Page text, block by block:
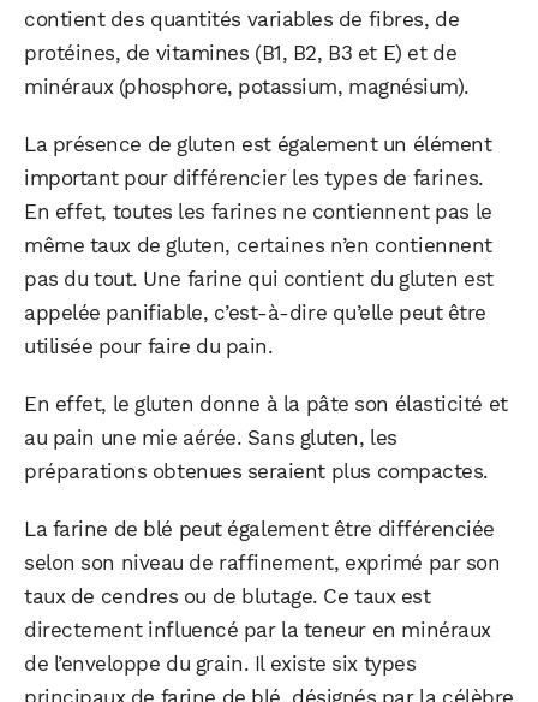
contient des quantités variables de fibres, de
protéines, de vitamines (B1, B2, B3 et E) et de
minéraux (phosphore, potassium, magnésium).
La présence de gluten est également un élément
important pour différencier les types de farines.
En effet, toutes les farines ne contiennent pas le
même taux de gluten, certaines n’en contiennent
pas du tout. Une farine qui contient du gluten est
appelée panifiable, c’est-à-dire qu’elle peut être
utilisée pour faire du pain.
En effet, le gluten donne à la pâte son élasticité et
au pain une mie aérée. Sans gluten, les
préparations obtenues seraient plus compactes.
La farine de blé peut également être différenciée
selon son niveau de raffinement, exprimé par son
taux de cendres ou de blutage. Ce taux est
directement influencé par la teneur en minéraux
de l’enveloppe du grain. Il existe six types